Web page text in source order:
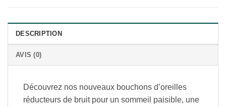
DESCRIPTION
AVIS (0)
Découvrez nos nouveaux bouchons d’oreilles
réducteurs de bruit pour un sommeil paisible, une